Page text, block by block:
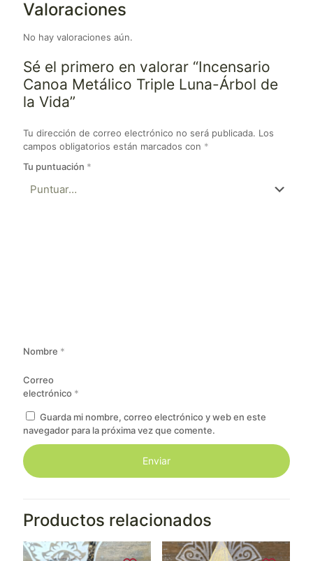
Valoraciones
No hay valoraciones aún.
Sé el primero en valorar “Incensario
Canoa Metálico Triple Luna-Árbol de
la Vida”
Tu dirección de correo electrónico no será publicada. Los
campos obligatorios están marcados con *
Tu puntuación *
Nombre *
Correo
electrónico *
Guarda mi nombre, correo electrónico y web en este
navegador para la próxima vez que comente.
Productos relacionados